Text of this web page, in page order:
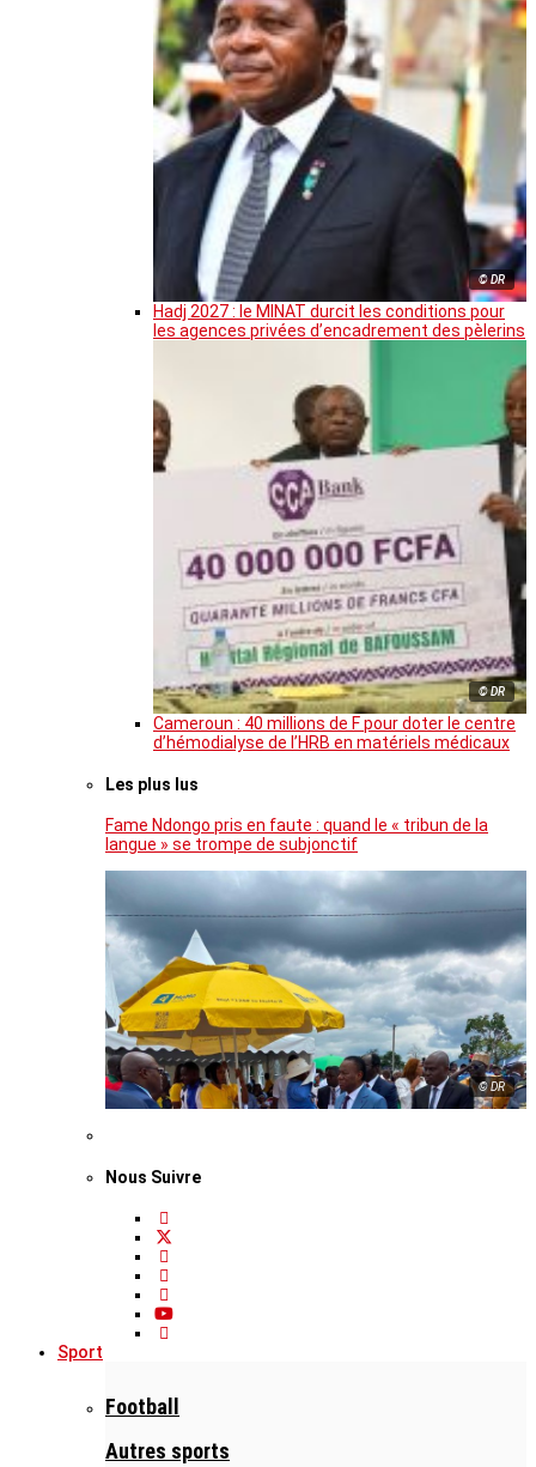
© DR
Hadj 2027 : le MINAT durcit les conditions pour
les agences privées d’encadrement des pèlerins
© DR
Cameroun : 40 millions de F pour doter le centre
d’hémodialyse de l’HRB en matériels médicaux
Les plus lus
Fame Ndongo pris en faute : quand le « tribun de la
langue » se trompe de subjonctif
© DR
Nous Suivre
Sport
Football
Autres sports